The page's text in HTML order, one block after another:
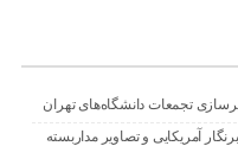
تجمعات دانشگاه‌های تهران
آمریکایی و تصاویر مداربسته